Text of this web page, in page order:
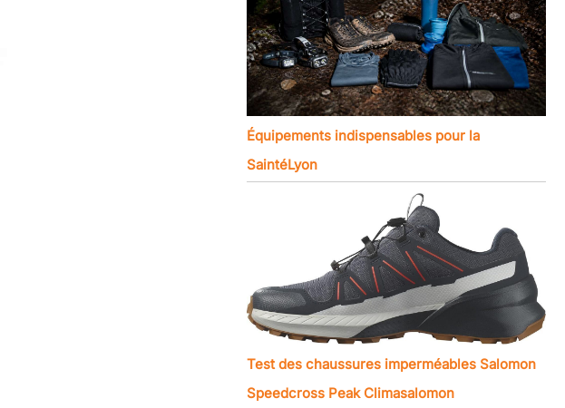
Équipements indispensables pour la
SaintéLyon
Test des chaussures imperméables Salomon
Speedcross Peak Climasalomon